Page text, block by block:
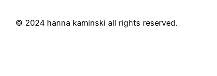
© 2024 hanna kaminski all rights reserved.